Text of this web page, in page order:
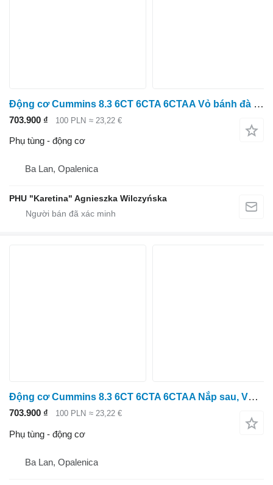
Động cơ Cummins 8.3 6CT 6CTA 6CTAA Vỏ bánh đà 3906689
703.900 ₫ 100 PLN ≈ 23,22 €
Phụ tùng - động cơ
Ba Lan, Opalenica
PHU "Karetina" Agnieszka Wilczyńska
Động cơ Cummins 8.3 6CT 6CTA 6CTAA Nắp sau, Vỏ gioăng trục khuỷu
703.900 ₫ 100 PLN ≈ 23,22 €
Phụ tùng - động cơ
Ba Lan, Opalenica